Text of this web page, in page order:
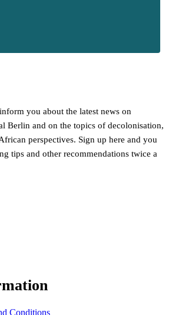
you about the latest news on
Berlin and on the topics of decolonisation,
perspectives. Sign up here and you
tips and other recommendations twice a
Conditions